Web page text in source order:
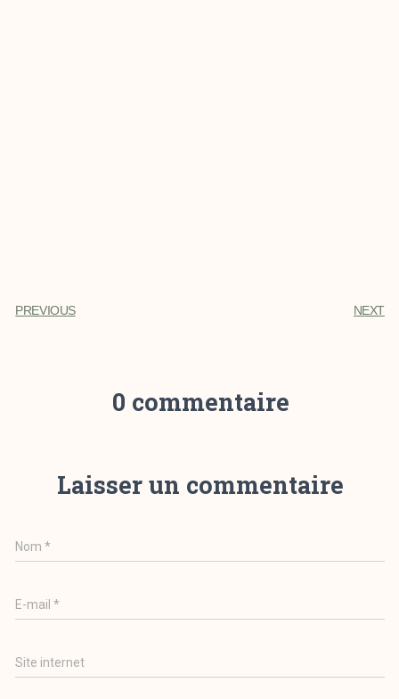
PREVIOUS NEXT
0 commentaire
Laisser un commentaire
Nom*
E-mail*
Site internet